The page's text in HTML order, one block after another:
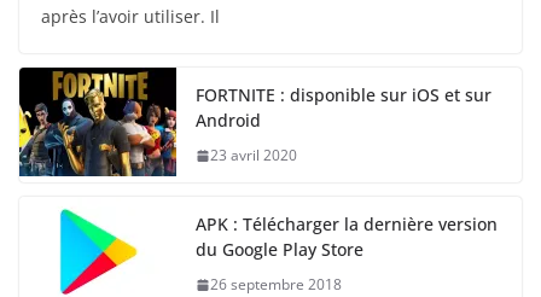
après l’avoir utiliser. Il
FORTNITE : disponible sur iOS et sur
Android
23 avril 2020
APK : Télécharger la dernière version
du Google Play Store
26 septembre 2018